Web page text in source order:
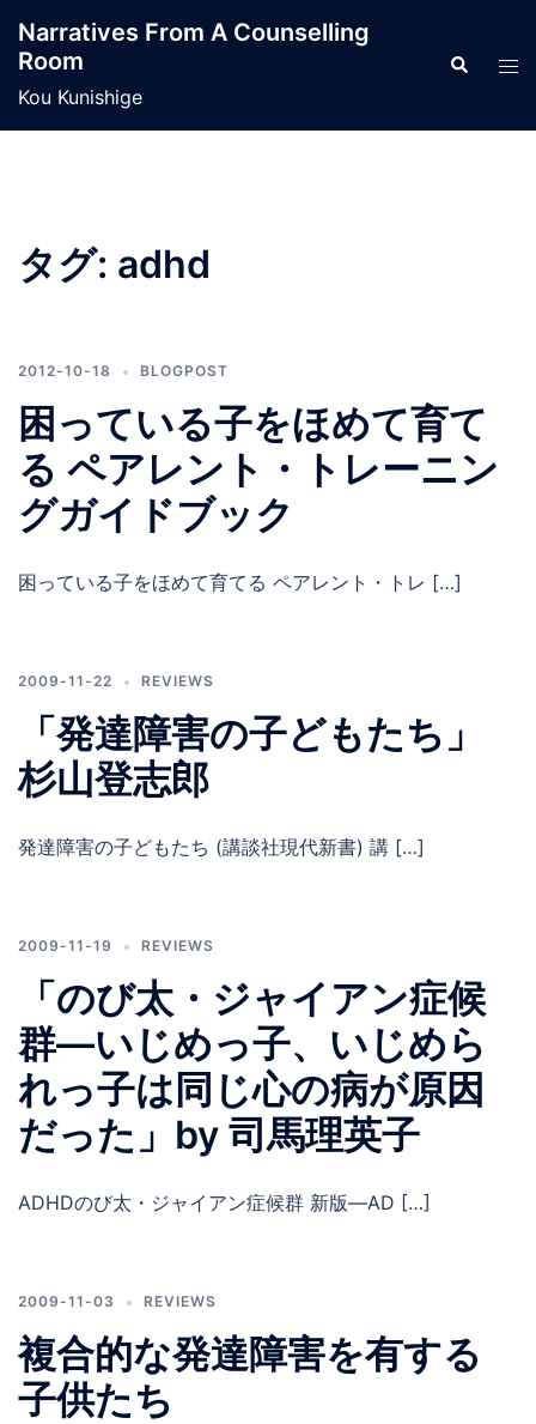
Narratives From A Counselling
Room
Kou Kunishige
検
索
ト
ル
タグ: adhd
2012-10-18 BLOGPOST
困っている子をほめて育て
る ペアレント・トレーニン
グガイドブック
困っている子をほめて育てる ペアレント・トレ […]
2009-11-22 REVIEWS
「発達障害の子どもたち」
杉山登志郎
発達障害の子どもたち (講談社現代新書) 講 […]
2009-11-19 REVIEWS
「のび太・ジャイアン症候
群―いじめっ子、いじめら
れっ子は同じ心の病が原因
だった」by 司馬理英子
ADHDのび太・ジャイアン症候群 新版―AD […]
2009-11-03 REVIEWS
複合的な発達障害を有する
子供たち